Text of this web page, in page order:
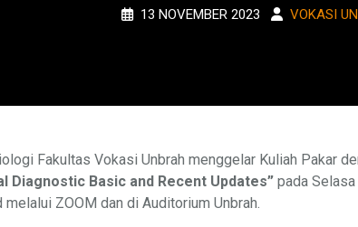
13 NOVEMBER 2023 VOKASI
Fakultas Vokasi Unbrah menggelar Kuliah Pakar
Diagnostic Basic and Recent Updates” pada
melalui ZOOM dan di Auditorium Unbrah.